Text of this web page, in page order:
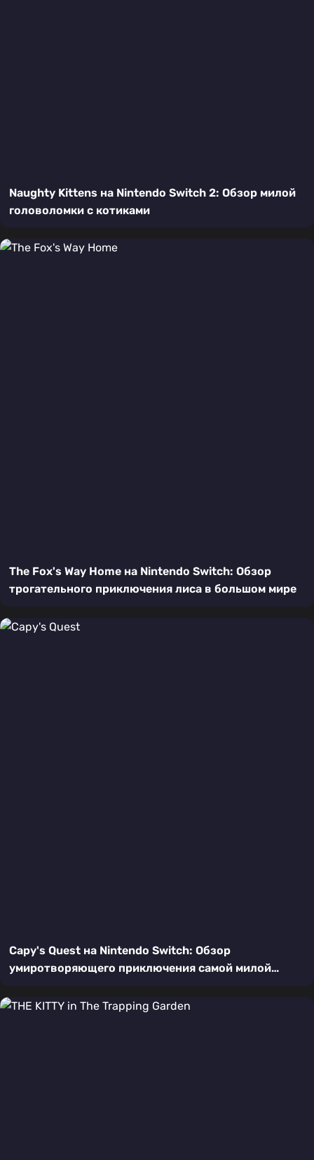
Naughty Kittens на Nintendo Switch 2: Обзор милой
головоломки с котиками
The Fox's Way Home на Nintendo Switch: Обзор
трогательного приключения лиса в большом мире
Capy's Quest на Nintendo Switch: Обзор
умиротворяющего приключения самой милой